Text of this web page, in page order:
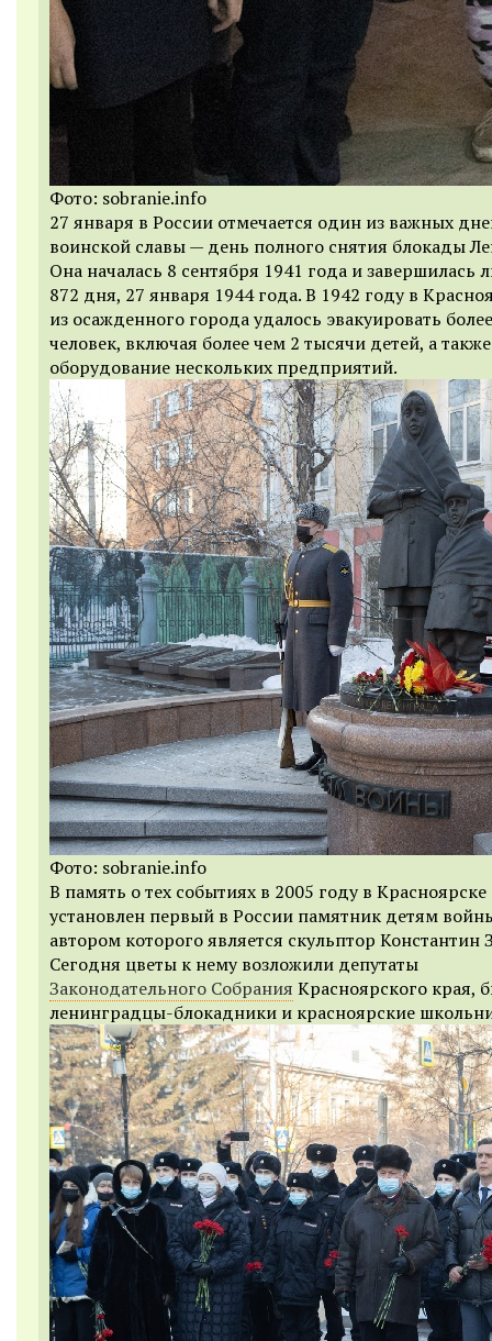
Фото: sobranie.info
27 января в России отмечается один из важных
воинской славы — день полного снятия блокады
Она началась 8 сентября 1941 года и завершилась
872 дня, 27 января 1944 года. В 1942 году в
из осажденного города удалось эвакуировать
человек, включая более чем 2 тысячи детей, а также
оборудование нескольких предприятий.
Фото: sobranie.info
В память о тех событиях в 2005 году в
установлен первый в России памятник детям
автором которого является скульптор Константин
Сегодня цветы к нему возложили депутаты
Законодательного Собрания Красноярского края,
ленинградцы-блокадники и красноярские